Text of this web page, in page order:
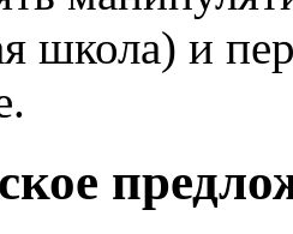
школа) и